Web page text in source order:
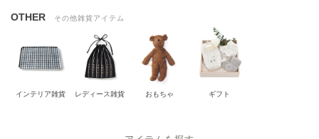
OTHER その他雑貨アイテム
インテリア雑貨 レディース雑貨 おもちゃ ギフト